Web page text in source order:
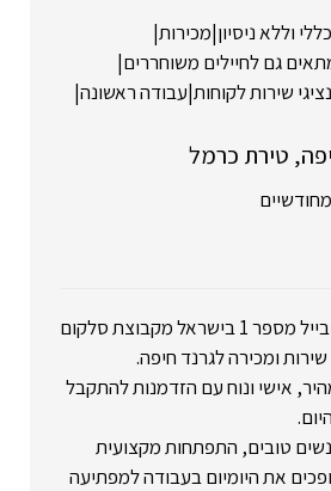
כללי וללא ניסיון|מכירות|
גם לחיילים משוחררים|
נציגי שירות לקוחות|עבודה ראשונה|
טירת כרמל
לדינמיקה, רשת המובייל מספר 1 בישראל מקבוצת סלקום
ומכירה לגרנד חיפה.
אישי ונוח עם הזדמנות להתקבל
טובים, התפתחות מקצועית
את היומיום בעבודה למפתיעה